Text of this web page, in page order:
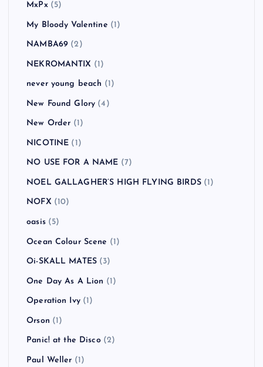
MxPx(5)
My Bloody Valentine (1)
NAMBA69 (2)
NEKROMANTIX (1)
never young beach (1)
New Found Glory (4)
New Order (1)
NICOTINE (1)
NO USE FOR A NAME (7)
NOEL GALLAGHER’S HIGH FLYING BIRDS(1)
NOFX (10)
oasis(5)
Ocean Colour Scene (1)
Oi-SKALL MATES (3)
One Day As A Lion (1)
Operation Ivy(1)
Orson (1)
Panic! at the Disco(2)
Paul Weller (1)